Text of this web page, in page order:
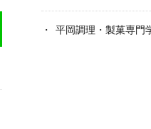
平岡調理・製菓専門